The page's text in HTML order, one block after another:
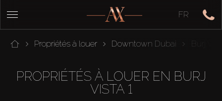
FR
Propriétés à louer Downtown Dubai Burj
PROPRIÉTÉS À LOUER EN BURJ
VISTA 1